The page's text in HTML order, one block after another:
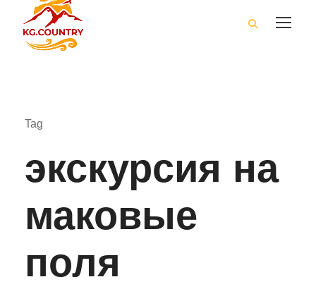
Tag
экскурсия на
маковые
поля